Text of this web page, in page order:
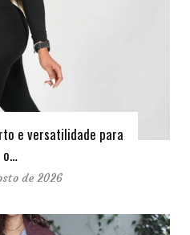
e versatilidade para
o…
de 2026